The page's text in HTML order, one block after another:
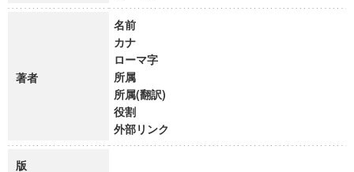
著者
名前
カナ
ローマ字
所属
所属(翻訳)
役割
外部リンク
版